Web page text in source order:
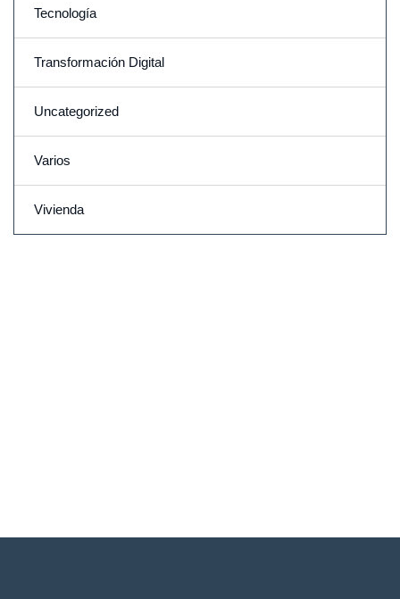
Tecnología
Transformación Digital
Uncategorized
Varios
Vivienda